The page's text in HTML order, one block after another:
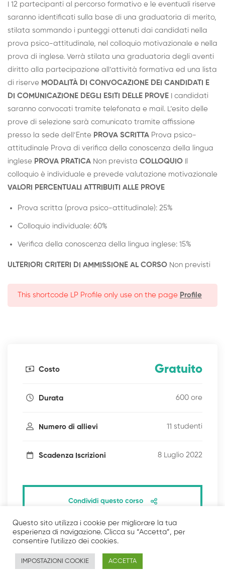
I 12 partecipanti al percorso formativo e le eventuali riserve
saranno identificati sulla base di una graduatoria di merito,
stilata sommando i punteggi ottenuti dai candidati nella
prova psico-attitudinale, nel colloquio motivazionale e nella
prova di inglese. Verrà stilata una graduatoria degli aventi
diritto alla partecipazione all’attività formativa ed una lista
di riserve MODALITÀ DI CONVOCAZIONE DEI CANDIDATI E
DI COMUNICAZIONE DEGLI ESITI DELLE PROVE I candidati
saranno convocati tramite telefonata e mail. L’esito delle
prove di selezione sarà comunicato tramite affissione
presso la sede dell’Ente PROVA SCRITTA Prova psico-
attitudinale Prova di verifica della conoscenza della lingua
inglese PROVA PRATICA Non prevista COLLOQUIO
colloquio è individuale e prevede valutazione motivazionale
VALORI PERCENTUALI ATTRIBUITI ALLE PROVE
Prova scritta (prova psico-attitudinale): 25%
Colloquio individuale: 60%
Verifica della conoscenza della lingua inglese: 15%
ULTERIORI CRITERI DI AMMISSIONE AL CORSO Non previsti
This shortcode LP Profile only use on the page Profile
Costo Gratuito
Durata 600 ore
Numero di allievi 11 studenti
Scadenza Iscrizioni 8 Luglio 2022
Condividi questo corso
Questo sito utilizza i cookie per migliorare la tua
esperienza di navigazione. Clicca su “Accetta”, per
consentire l'utilizzo dei cookies.
IMPOSTAZIONI COOKIE ACCETTA